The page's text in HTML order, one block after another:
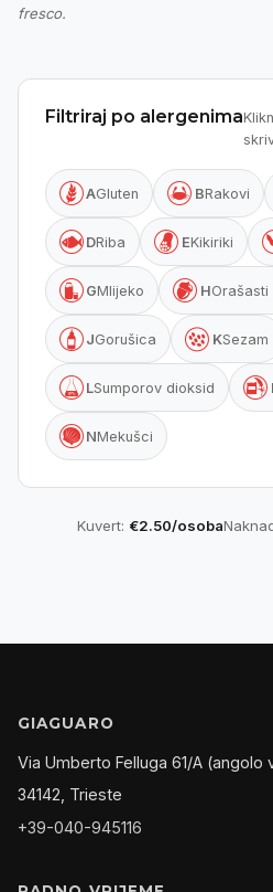
fresco.
Filtriraj po alergenima
AGluten  BRakovi
 DRiba  EKikiriki
 GMlijeko  HOrašasti
 JGorušica  KSezam
 LSumporov dioksid 
 NMekušci
Kuvert: €2.50/osoba
GIAGUARO
Via Umberto Felluga 61/A (angolo
34142, Trieste
+39-040-945116